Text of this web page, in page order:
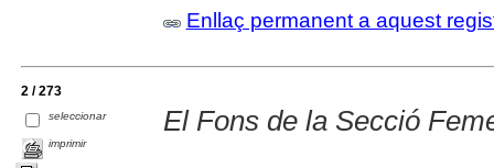
Enllaç permanent a aquest
2 / 273
seleccionar
imprimir
El Fons de la Secció